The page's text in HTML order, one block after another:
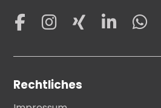
Rechtliches